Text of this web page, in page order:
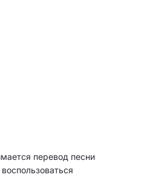
перевод песни
воспользоваться